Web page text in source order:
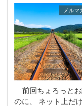
メルマ
前回ちょろっとお
のに、 ネット上